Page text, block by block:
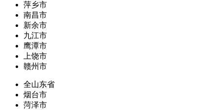
萍乡市
南昌市
新余市
九江市
鹰潭市
上饶市
赣州市
全山东省
烟台市
菏泽市